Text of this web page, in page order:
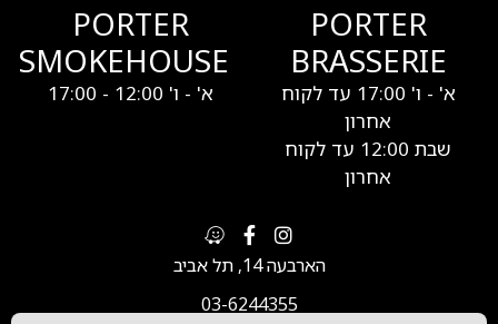
PORTER
BRASSERIE
א' - ו' 17:00 עד לקוח
אחרון
שבת 12:00 עד לקוח
אחרון
PORTER
SMOKEHOUSE
א' - ו' 12:00 - 17:00
הארבעה 14, תל אביב
03-6244355